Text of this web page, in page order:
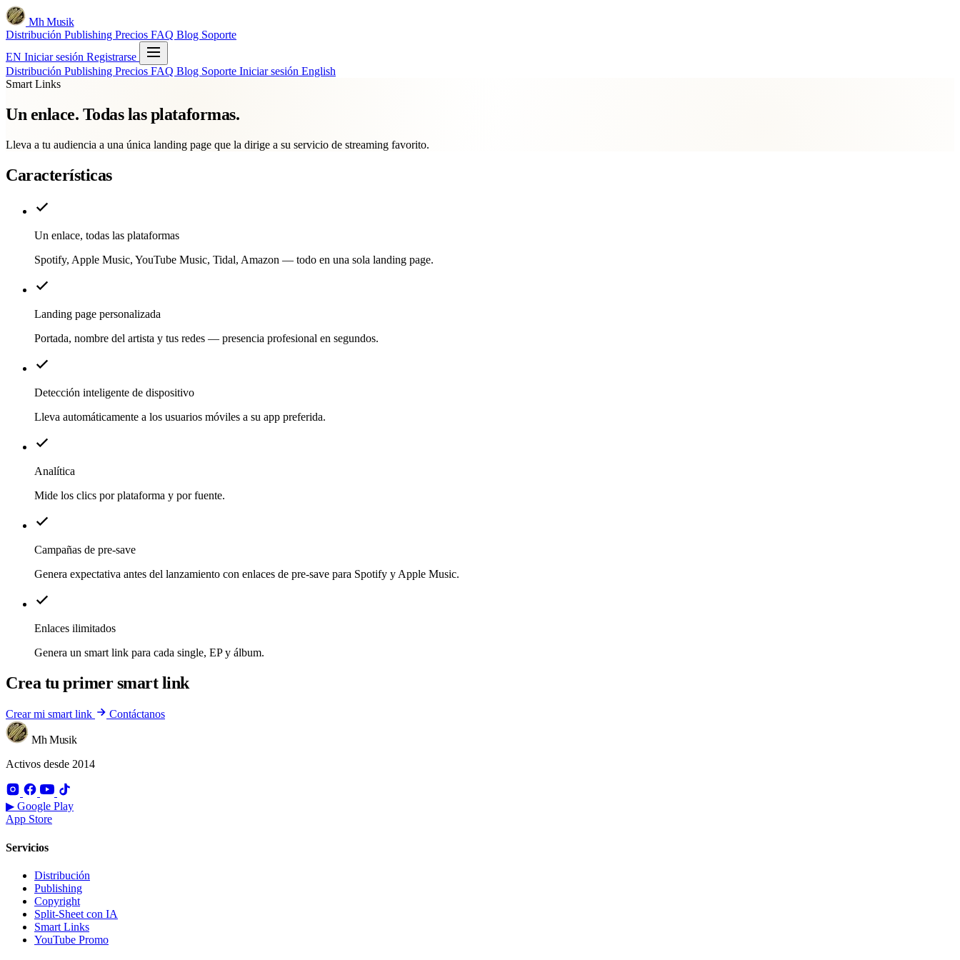
Mh Musik
Distribución Publishing Precios FAQ Blog Soporte
EN Iniciar sesión Registrarse
Distribución Publishing Precios FAQ Blog Soporte Iniciar sesión English
Smart Links
Un enlace. Todas las plataformas.
Lleva a tu audiencia a una única landing page que la dirige a su servicio de streaming favorito.
Características
Un enlace, todas las plataformas
Spotify, Apple Music, YouTube Music, Tidal, Amazon — todo en una sola landing page.
Landing page personalizada
Portada, nombre del artista y tus redes — presencia profesional en segundos.
Detección inteligente de dispositivo
Lleva automáticamente a los usuarios móviles a su app preferida.
Analítica
Mide los clics por plataforma y por fuente.
Campañas de pre-save
Genera expectativa antes del lanzamiento con enlaces de pre-save para Spotify y Apple Music.
Enlaces ilimitados
Genera un smart link para cada single, EP y álbum.
Crea tu primer smart link
Crear mi smart link Contáctanos
Mh Musik
Activos desde 2014
▶ Google Play
App Store
Servicios
Distribución
Publishing
Copyright
Split-Sheet con IA
Smart Links
YouTube Promo